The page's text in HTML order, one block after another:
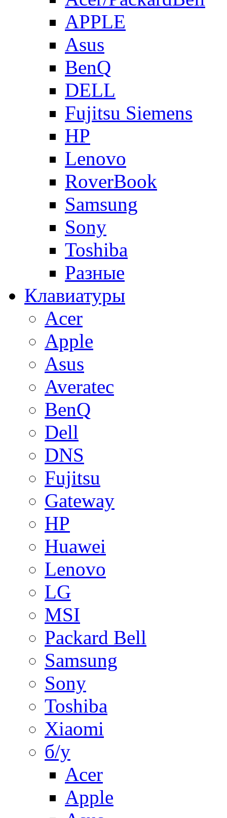
APPLE
Asus
BenQ
DELL
Fujitsu Siemens
HP
Lenovo
RoverBook
Samsung
Sony
Toshiba
Разные
Клавиатуры
Acer
Apple
Asus
Averatec
BenQ
Dell
DNS
Fujitsu
Gateway
HP
Huawei
Lenovo
LG
MSI
Packard Bell
Samsung
Sony
Toshiba
Xiaomi
б/у
Acer
Apple